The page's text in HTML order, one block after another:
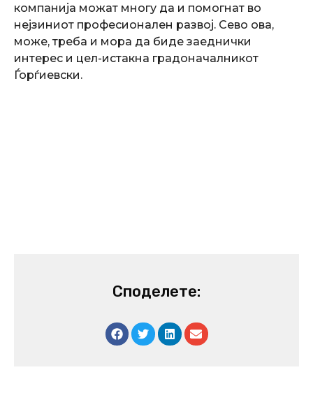
компанија можат многу да и помогнат во
нејзиниот професионален развој. Сево ова,
може, треба и мора да биде заеднички
интерес и цел-истакна градоначалникот
Ѓорѓиевски.
Споделете: